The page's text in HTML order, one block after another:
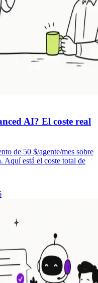
AI? El coste real
de 50 $/agente/mes sobre
Aquí está el coste total de